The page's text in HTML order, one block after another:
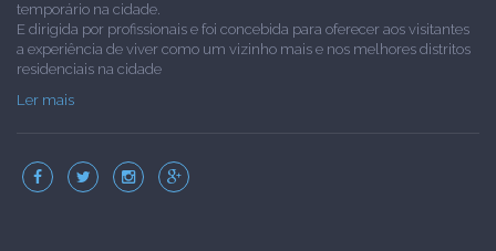
temporário na cidade.
E dirigida por profissionais e foi concebida para oferecer aos visitantes
a experiência de viver como um vizinho mais e nos melhores distritos
residenciais na cidade
Ler mais